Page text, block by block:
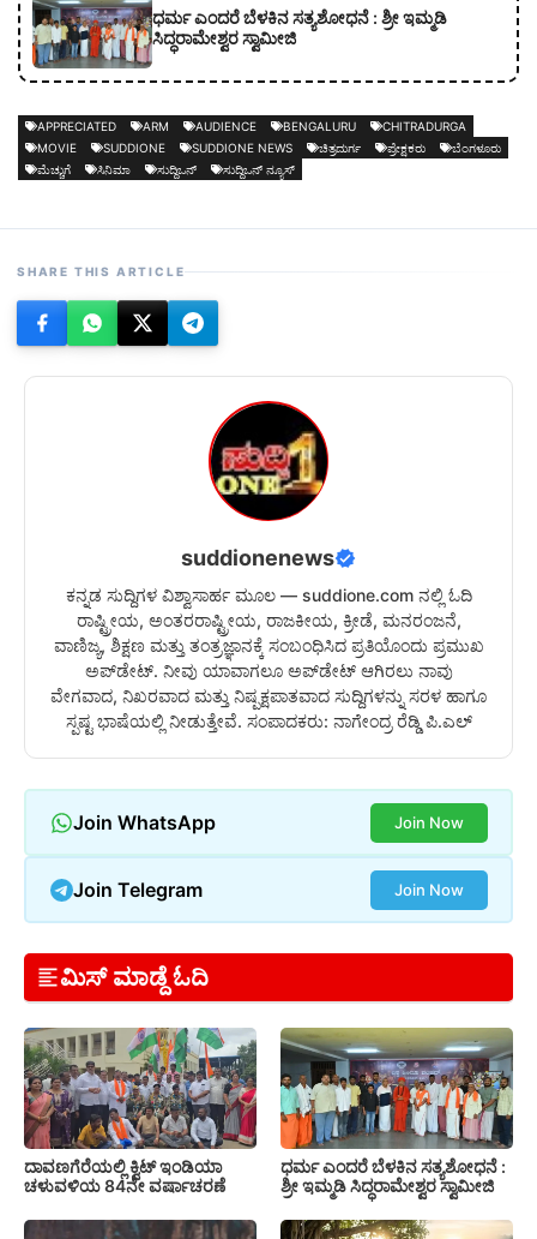
ಧರ್ಮ ಎಂದರೆ ಬೆಳಕಿನ ಸತ್ಯಶೋಧನೆ : ಶ್ರೀ ಇಮ್ಮಡಿ
ಸಿದ್ಧರಾಮೇಶ್ವರ ಸ್ವಾಮೀಜಿ
APPRECIATED ARM AUDIENCE BENGALURU
CHITRADURGA
MOVIE
SUDDIONE SUDDIONE NEWS ಚಿತ್ರದುರ್ಗ ಪ್ರೇಕ್ಷಕರು
ಬೆಂಗಳೂರು
ಮೆಚ್ಚುಗೆ
ಸಿನಿಮಾ ಸುದ್ದಿಒನ್ ಸುದ್ದಿಒನ್ ನ್ಯೂಸ್
SHARE THIS ARTICLE
suddionenews
ಕನ್ನಡ ಸುದ್ದಿಗಳ ವಿಶ್ವಾಸಾರ್ಹ ಮೂಲ — suddione.com ನಲ್ಲಿ ಓದಿ
ರಾಷ್ಟ್ರೀಯ, ಅಂತರರಾಷ್ಟ್ರೀಯ, ರಾಜಕೀಯ, ಕ್ರೀಡೆ, ಮನರಂಜನೆ,
ವಾಣಿಜ್ಯ, ಶಿಕ್ಷಣ ಮತ್ತು ತಂತ್ರಜ್ಞಾನಕ್ಕೆ ಸಂಬಂಧಿಸಿದ ಪ್ರತಿಯೊಂದು ಪ್ರಮುಖ
ಅಪ್‌ಡೇಟ್. ನೀವು ಯಾವಾಗಲೂ ಅಪ್‌ಡೇಟ್ ಆಗಿರಲು ನಾವು
ವೇಗವಾದ, ನಿಖರವಾದ ಮತ್ತು ನಿಷ್ಪಕ್ಷಪಾತವಾದ ಸುದ್ದಿಗಳನ್ನು ಸರಳ ಹಾಗೂ
ಸ್ಪಷ್ಟ ಭಾಷೆಯಲ್ಲಿ ನೀಡುತ್ತೇವೆ. ಸಂಪಾದಕರು: ನಾಗೇಂದ್ರ ರೆಡ್ಡಿ ಪಿ.ಎಲ್
Join WhatsApp Join Now
Join Telegram Join Now
ಮಿಸ್ ಮಾಡ್ದೆ ಓದಿ
ದಾವಣಗೆರೆಯಲ್ಲಿ ಕ್ವಿಟ್ ಇಂಡಿಯಾ
ಚಳುವಳಿಯ 84ನೇ ವರ್ಷಾಚರಣೆ
ಧರ್ಮ ಎಂದರೆ ಬೆಳಕಿನ ಸತ್ಯಶೋಧನೆ :
ಶ್ರೀ ಇಮ್ಮಡಿ ಸಿದ್ಧರಾಮೇಶ್ವರ ಸ್ವಾಮೀಜಿ